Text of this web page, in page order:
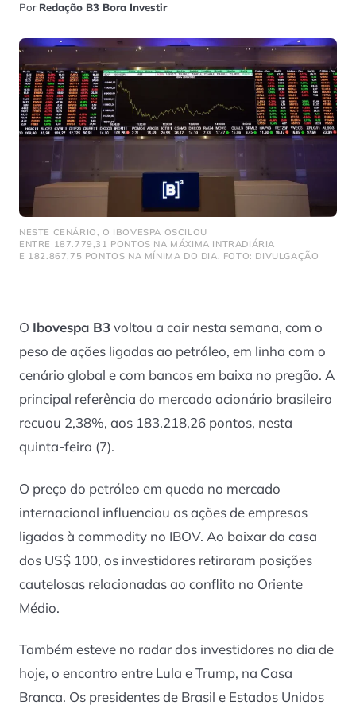
Por Redação B3 Bora Investir
NESTE CENÁRIO, O IBOVESPA OSCILOU
ENTRE 187.779,31 PONTOS NA MÁXIMA INTRADIÁRIA
E 182.867,75 PONTOS NA MÍNIMA DO DIA. FOTO: DIVULGAÇÃO
O Ibovespa B3voltou a cair nesta semana, com o
peso de ações ligadas ao petróleo, em linha com o
cenário global e com bancos em baixa no pregão. A
principal referência do mercado acionário brasileiro
recuou 2,38%, aos 183.218,26 pontos, nesta
quinta-feira (7).
O preço do petróleo em queda no mercado
internacional influenciou as ações de empresas
ligadas à commodity no IBOV. Ao baixar da casa
dos US$ 100, os investidores retiraram posições
cautelosas relacionadas ao conflito no Oriente
Médio.
Também esteve no radar dos investidores no dia de
hoje, o encontro entre Lula e Trump, na Casa
Branca. Os presidentes de Brasil e Estados Unidos